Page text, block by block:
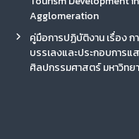
Agglomeration
คู่มือการปฏิบัติงาน เรื่อง
บรรเลงและประกอบการ
ศิลปกรรมศาสตร์ มหาวิท